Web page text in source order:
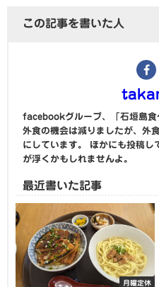
この記事を書いた人
facebookグループ、「石垣島食
外食の機会は減りましたが、外
にしています。 ほかにも投稿し
が浮くかもしれませんよ。
最近書いた記事
月曜定休